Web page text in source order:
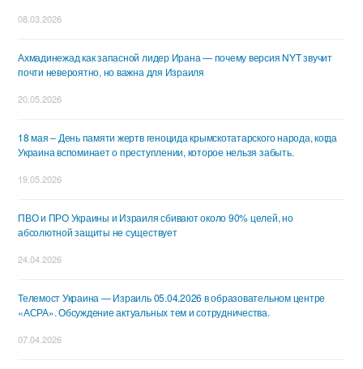
08.03.2026
Ахмадинежад как запасной лидер Ирана — почему версия NYT звучит
почти невероятно, но важна для Израиля
20.05.2026
18 мая – День памяти жертв геноцида крымскотатарского народа, когда
Украина вспоминает о преступлении, которое нельзя забыть.
19.05.2026
ПВО и ПРО Украины и Израиля сбивают около 90% целей, но
абсолютной защиты не существует
24.04.2026
Телемост Украина — Израиль 05.04.2026 в образовательном центре
«АСРА». Обсуждение актуальных тем и сотрудничества.
07.04.2026